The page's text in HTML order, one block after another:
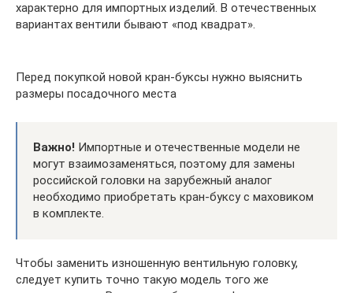
характерно для импортных изделий. В отечественных
вариантах вентили бывают «под квадрат».
Перед покупкой новой кран-буксы нужно выяснить
размеры посадочного места
Важно! Импортные и отечественные модели не
могут взаимозаменяться, поэтому для замены
российской головки на зарубежный аналог
необходимо приобретать кран-буксу с маховиком
в комплекте.
Чтобы заменить изношенную вентильную головку,
следует купить точно такую модель того же